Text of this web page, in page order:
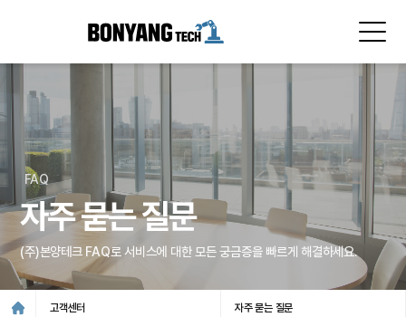
FAQ
자주 묻는 질문
(주)본양테크 FAQ로 서비스에 대한 모든 궁금증을 빠르게 해결하세요.
고객센터 자주 묻는 질문